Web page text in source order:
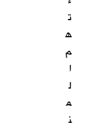
ت
ه
م
ا
ل
م
ن